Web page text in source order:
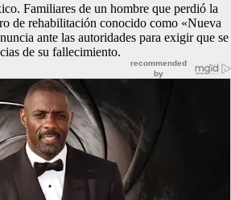
Familiares de un hombre que perdió la
de rehabilitación conocido como «Nueva
ante las autoridades para exigir que se
de su fallecimiento.